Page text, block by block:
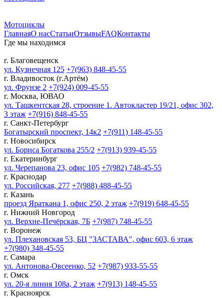
Мотоциклы
ГлавнаяО насСтатьиОтзывыFAQКонтакты
Где мы находимся
г. Благовещенск
ул. Кузнечная 125 +7(963) 848-45-55
г. Владивосток (г.Артём)
ул. Фрунзе 2 +7(924) 009-45-55
г. Москва, ЮВАО
ул. Ташкентская 28, строение 1. Автокластер 19/21, офис 302,
3 этаж +7(916) 848-45-55
г. Санкт-Петербург
Богатырский проспект, 14к2 +7(911) 148-45-55
г. Новосибирск
ул. Бориса Богаткова 255/2 +7(913) 939-45-55
г. Екатеринбург
ул. Черепанова 23, офис 105 +7(982) 748-45-55
г. Краснодар
ул. Российская, 277 +7(988) 488-45-55
г. Казань
проезд Яраткана 1, офис 250, 2 этаж +7(919) 648-45-55
г. Нижний Новгород
ул. Верхне-Печёрская, 7Б +7(987) 748-45-55
г. Воронеж
ул. Плехановская 53, БЦ "ЗАСТАВА", офис 603, 6 этаж
+7(980) 348-45-55
г. Самара
ул. Антонова-Овсеенко, 52 +7(987) 933-55-55
г. Омск
ул. 20-я линия 108а, 2 этаж +7(913) 148-45-55
г. Красноярск